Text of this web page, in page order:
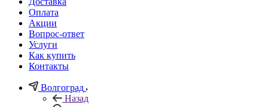
Оплата
Акции
Вопрос-ответ
Услуги
Как купить
Контакты
Волгоград
Назад